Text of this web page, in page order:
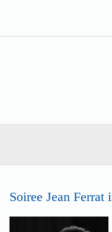
Soiree Jean